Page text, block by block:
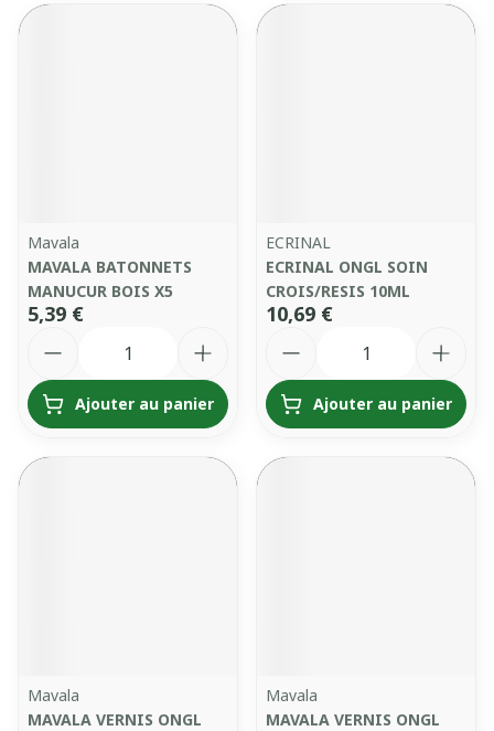
Mavala
MAVALA BATONNETS
MANUCUR BOIS X5
5,39 €
Ajouter au panier
ECRINAL
ECRINAL ONGL SOIN
CROIS/RESIS 10ML
10,69 €
Ajouter au panier
Mavala
MAVALA VERNIS ONGL
Mavala
MAVALA VERNIS ONGL